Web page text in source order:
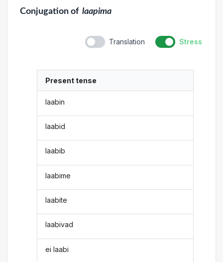
Conjugationof laapima
Translation Stress
Present tense
laabin
laabid
laabib
laabime
laabite
laabivad
ei laabi